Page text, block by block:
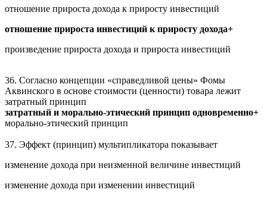
отношение прироста дохода к приросту инвестиций
отношение прироста инвестиций к приросту дохода+
произведение прироста дохода и прироста инвестиций
36. Согласно концепции «справедливой цены» Фомы
Аквинского в основе стоимости (ценности) товара лежит
затратный принцип
затратный и морально-этический принцип одновременно+
морально-этический принцип
37. Эффект (принцип) мультипликатора показывает
изменение дохода при неизменной величине инвестиций
изменение дохода при изменении инвестиций